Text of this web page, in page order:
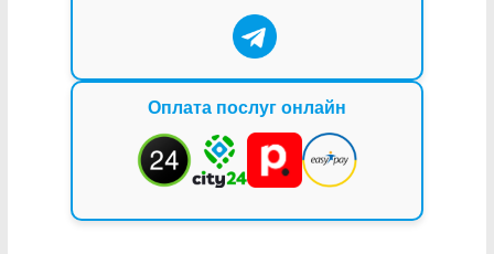
Оплата послуг онлайн